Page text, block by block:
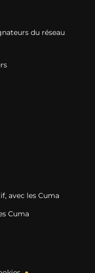
du réseau
avec les Cuma
Cuma